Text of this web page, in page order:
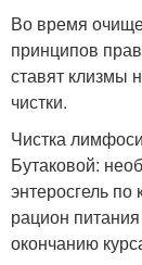
Во время
принципов
ставят клизмы
чистки.
Чистка
Бутаковой:
энтеросгель
рацион
окончанию